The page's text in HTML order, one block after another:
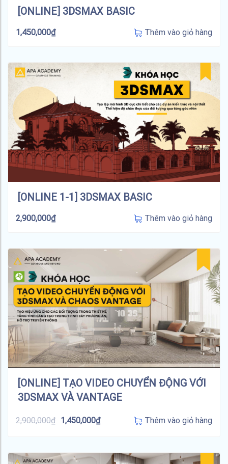
[ONLINE] 3DSMAX BASIC
1,450,000₫ Thêm vào giỏ hàng
[ONLINE 1-1] 3DSMAX BASIC
2,900,000₫ Thêm vào giỏ hàng
[ONLINE] TẠO VIDEO CHUYỂN ĐỘNG VỚI
3DSMAX VÀ VANTAGE
2,900,000₫ 1,450,000₫ Thêm vào giỏ hàng